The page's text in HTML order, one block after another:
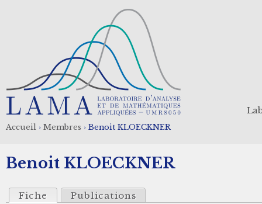
d'Ariane
Accueil › Membres › Benoit KLOECKNER
Benoit KLOECKNER
Fiche Publications